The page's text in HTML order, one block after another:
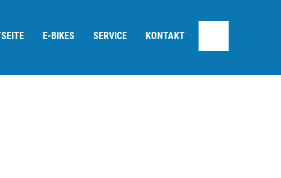
E-BIKES SERVICE KONTAKT